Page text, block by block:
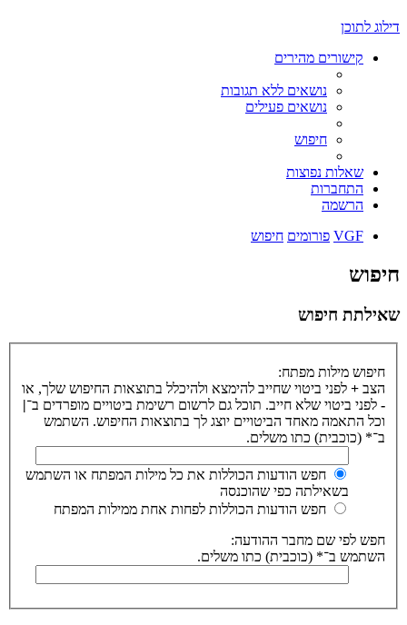
דילוג לתוכן
קישורים מהירים
נושאים ללא תגובות
נושאים פעילים
חיפוש
שאלות נפוצות
התחברות
הרשמה
VGF פורומים חיפוש
חיפוש
שאילתת חיפוש
חיפוש מילות מפתח:
הצב + לפני ביטוי שחייב להימצא ולהיכלל בתוצאות החיפוש שלך, או
- לפני ביטוי שלא חייב. תוכל גם לרשום רשימת ביטויים מופרדים ב־|
וכל התאמה מאחד הביטויים יוצג לך בתוצאות החיפוש. השתמש
ב־* (כוכבית) כתו משלים.
חפש הודעות הכוללות את כל מילות המפתח או השתמש
בשאילתה כפי שהוכנסה
חפש הודעות הכוללות לפחות אחת ממילות המפתח
חפש לפי שם מחבר ההודעה:
השתמש ב־* (כוכבית) כתו משלים.